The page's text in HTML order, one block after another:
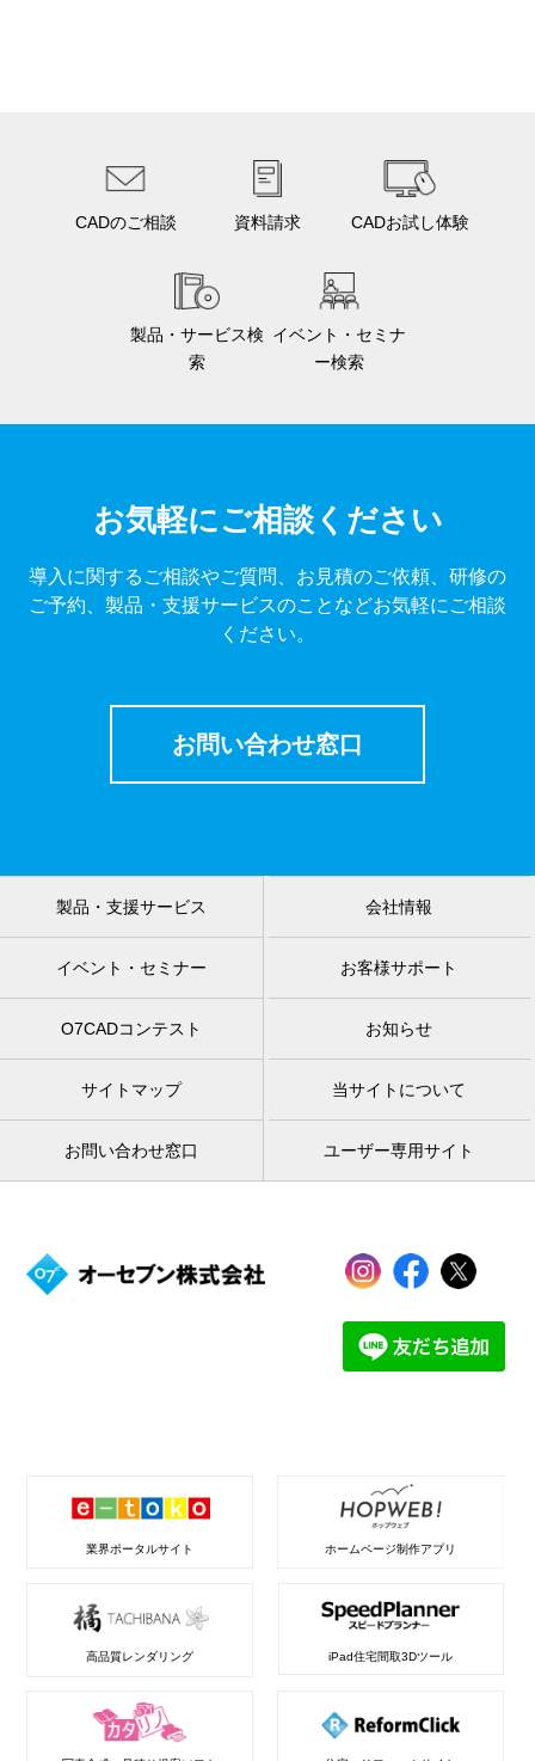
CADのご相談 資料請求 CADお試し体験
製品・サービス検
索
イベント・セミナ
ー検索
お気軽にご相談ください
導入に関するご相談やご質問、お見積のご依頼、研修の
ご予約、製品・支援サービスのことなどお気軽にご相談
ください。
お問い合わせ窓口
製品・支援サービス 会社情報
イベント・セミナー お客様サポート
O7CADコンテスト お知らせ
サイトマップ 当サイトについて
お問い合わせ窓口 ユーザー専用サイト
業界ポータルサイト ホームページ制作アプリ
高品質レンダリング iPad住宅間取3Dツール